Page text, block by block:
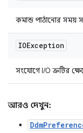
কমান্ড পাঠানোর সময়
IOException
সংযোগে I/O ত্রুটির
আরও দেখুন: